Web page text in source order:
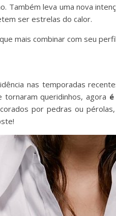
Também leva uma nova
ser estrelas do calor.
mais combinar com seu
nas temporadas
tornaram queridinhos, agora
por pedras ou